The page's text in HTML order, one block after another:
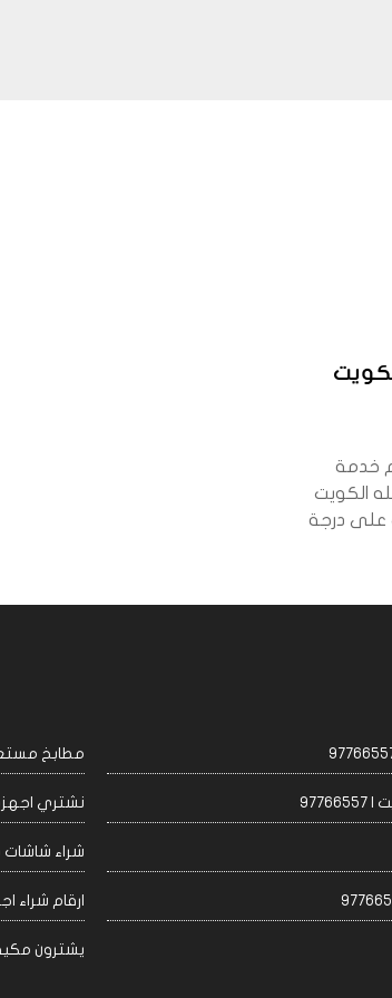
خدمة
الكويت
على درجة
مطابخ
نشتري اجهزة
شراء شاشات
ارقام شراء
يشترون مكيفات |